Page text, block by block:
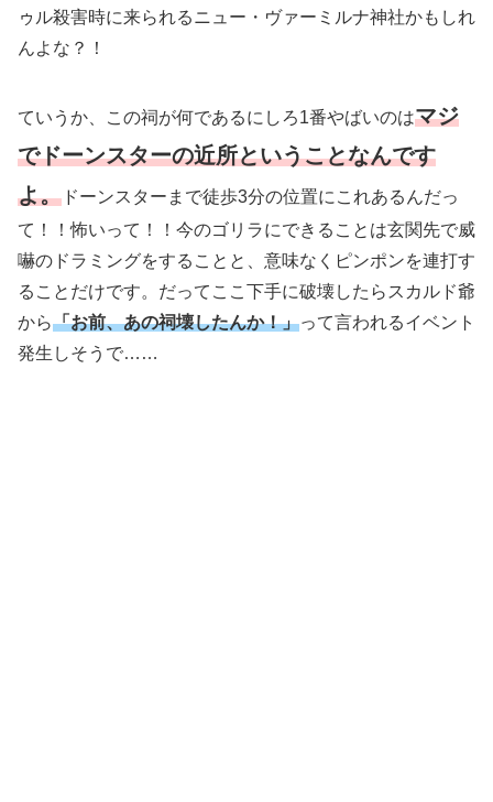
ゥル殺害時に来られるニュー・ヴァーミルナ神社かもしれ
んよな？！
ていうか、この祠が何であるにしろ1番やばいのはマジ
でドーンスターの近所ということなんです
よ。 ドーンスターまで徒歩3分の位置にこれあるんだっ
て！！怖いって！！今のゴリラにできることは玄関先で威
嚇のドラミングをすることと、意味なくピンポンを連打す
ることだけです。だってここ下手に破壊したらスカルド爺
から「お前、あの祠壊したんか！」って言われるイベント
発生しそうで……